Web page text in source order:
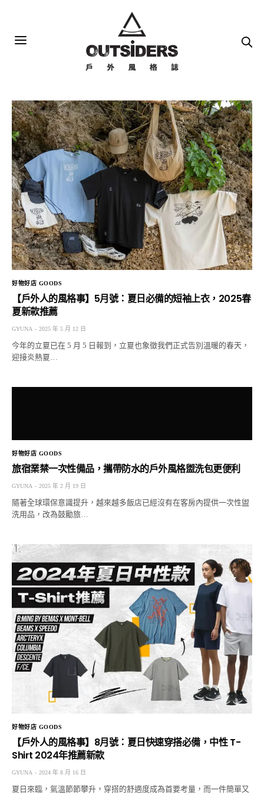
好物好店 GOODS
【戶外人的風格事】5月號：夏日必備的短袖上衣，2025春
夏新款推薦
GYUNA 2025 年 5 月 12 日
今年的立夏已在 5 月 5 日報到，立夏也象徵我們正式告別溫暖的春天，
迎接炎熱夏…
好物好店 GOODS
旅宿業禁一次性備品，攜帶防水的戶外風格盥洗包更便利
GYUNA 2025 年 2 月 19 日
隨著全球環保意識提升，越來越多飯店已經沒有在客房內提供一次性盥
洗用品，改為鼓勵旅…
好物好店 GOODS
【戶外人的風格事】8月號：夏日快速穿搭必備，中性 T-
Shirt 2024年推薦新款
GYUNA 2024 年 8 月 16 日
夏日來臨，氣溫節節攀升，穿搭的舒適度成為首要考量，而一件簡單又